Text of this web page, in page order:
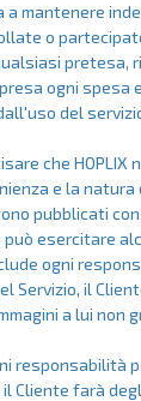
mantenere
o
pretesa,
ogni spesa
del
che HOPLIX
e la
pubblicati
può esercitare
ogni
Servizio, il
a lui non
responsabilità
Cliente farà